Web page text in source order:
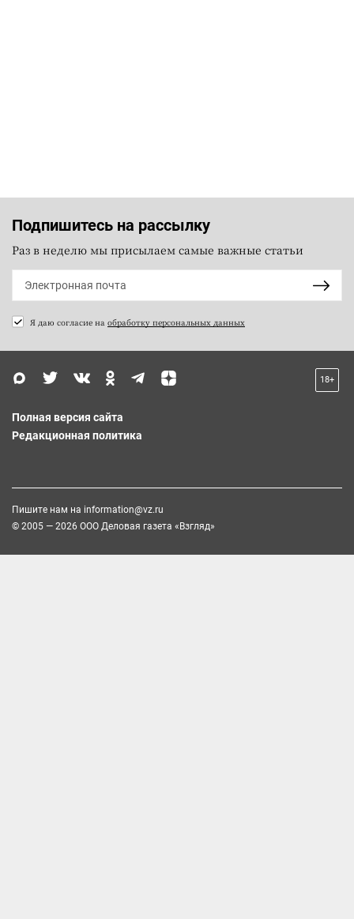
Подпишитесь на рассылку
Раз в неделю мы присылаем самые важные статьи
Я даю согласие на обработку персональных данных
18+
Полная версия сайта
Редакционная политика
Пишите нам на information@vz.ru
© 2005 — 2026 ООО Деловая газета «Взгляд»